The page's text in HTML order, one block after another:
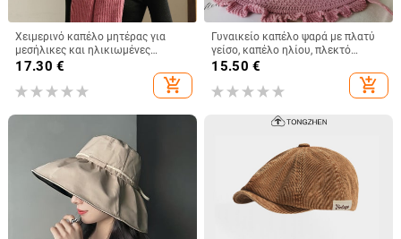
Χειμερινό καπέλο μητέρας για
μεσήλικες και ηλικιωμένες
γυναίκες, πλεκτό από γούνα
κουνελιού, ανθεκτικό στο κρύο,
ζεστό, μάλλινο καπέλο και
17.30 €
add_shopping_cart
Γυναικείο καπέλο ψαρά με πλατύ
γείσο, καπέλο ηλίου, πλεκτό
καπέλο ηλίου, καπέλο διακοπών
στην παραλία, καπέλο ηλίου με
πλατύ γείσο
15.50 €
add_shopping_cart